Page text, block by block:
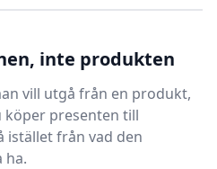
inte produkten
vill utgå från en produkt,
köper presenten till
istället från vad den
ha.